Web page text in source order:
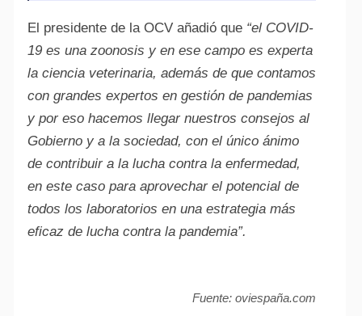
El presidente de la OCV añadió que “el COVID-
19 es una zoonosis y en ese campo es experta
la ciencia veterinaria, además de que contamos
con grandes expertos en gestión de pandemias
y por eso hacemos llegar nuestros consejos al
Gobierno y a la sociedad, con el único ánimo
de contribuir a la lucha contra la enfermedad,
en este caso para aprovechar el potencial de
todos los laboratorios en una estrategia más
eficaz de lucha contra la pandemia”.
Fuente: oviespaña.com